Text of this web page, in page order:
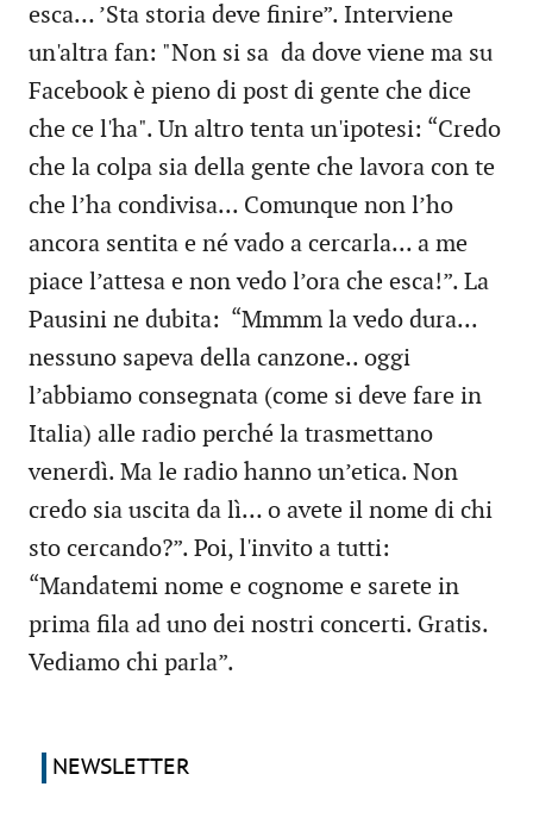
esca… ’Sta storia deve finire”. Interviene
un'altra fan: "Non si sa da dove viene ma su
Facebook è pieno di post di gente che dice
che ce l'ha". Un altro tenta un'ipotesi: “Credo
che la colpa sia della gente che lavora con te
che l’ha condivisa... Comunque non l’ho
ancora sentita e né vado a cercarla... a me
piace l’attesa e non vedo l’ora che esca!”. La
Pausini ne dubita: “Mmmm la vedo dura...
nessuno sapeva della canzone.. oggi
l’abbiamo consegnata (come si deve fare in
Italia) alle radio perché la trasmettano
venerdì. Ma le radio hanno un’etica. Non
credo sia uscita da lì… o avete il nome di chi
sto cercando?”. Poi, l'invito a tutti:
“Mandatemi nome e cognome e sarete in
prima fila ad uno dei nostri concerti. Gratis.
Vediamo chi parla”.
NEWSLETTER